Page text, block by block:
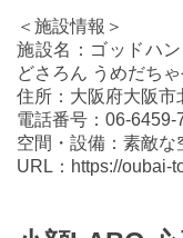
＜施設情報＞
施設名：ゴッドハ
どさろん うめだちゃ
住所：大阪府大阪
電話番号：06-6459-
空間・設備：素敵
URL：https://